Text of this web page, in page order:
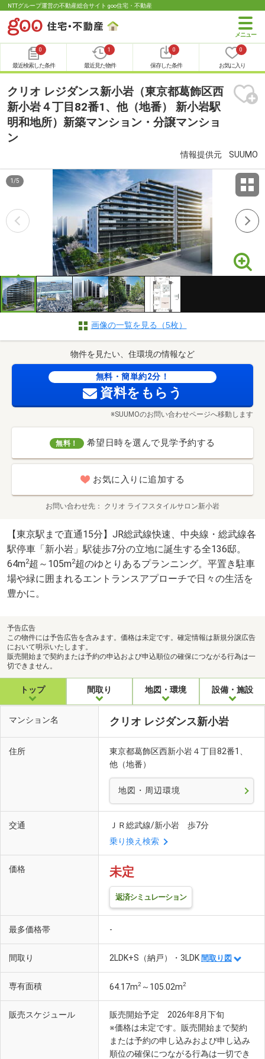
NTTグループ運営の不動産総合サイト goo住宅・不動産
0
最近検索した条件
1
最近見た物件
0
保存した条件
0
お気に入り
クリオ レジダンス新小岩（東京都葛飾区西
新小岩４丁目82番1、他（地番） 新小岩駅
明和地所）新築マンション・分譲マンショ
ン
情報提供元 SUUMO
1 /5
画像の一覧を見る（5枚）
物件を見たい、住環境の情報など
無料・簡単約2分！
資料をもらう
※SUUMOのお問い合わせページへ移動します
無料！ 希望日時を選んで見学予約する
お気に入りに追加する
お問い合わせ先 クリオ ライフスタイルサロン新小岩
【東京駅まで直通15分】JR総武線快速、中央線・総武線各
駅停車「新小岩」駅徒歩7分の立地に誕生する全136邸。
64m2超～105m2超のゆとりあるプランニング。平置き駐車
場や緑に囲まれるエントランスアプローチで日々の生活を
豊かに。
予告広告
この物件には予告広告を含みます。価格は未定です。確定情報は新規分譲広告
において明示いたします。
販売開始まで契約または予約の申込および申込順位の確保につながる行為は一
切できません。
トップ 間取り 地図・環境 設備・施設
マンション名 クリオ レジダンス新小岩
住所
東京都葛飾区西新小岩４丁目82番1、
他（地番）
地図・周辺環境
交通
ＪＲ総武線/新小岩 歩7分
乗り換え検索
価格 未定
返済シミュレーション
最多価格帯 -
間取り 2LDK+S（納戸）・3LDK 間取り図
専有面積 64.17m2 ～105.02m2
販売スケジュール
販売開始予定 2026年8月下旬
※価格は未定です。販売開始まで契約
または予約の申し込みおよび申し込み
順位の確保につながる行為は一切でき